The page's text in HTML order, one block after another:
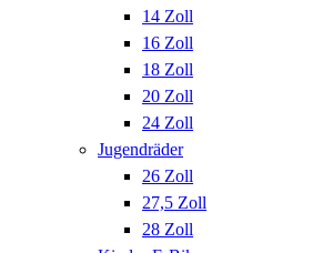
14 Zoll
16 Zoll
18 Zoll
20 Zoll
24 Zoll
Jugendräder
26 Zoll
27,5 Zoll
28 Zoll